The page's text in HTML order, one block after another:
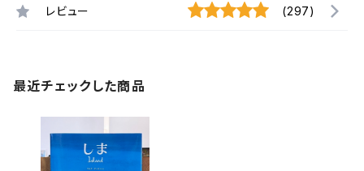
レビュー (297)
最近チェックした商品